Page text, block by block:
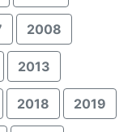
2008
2013
2018 2019